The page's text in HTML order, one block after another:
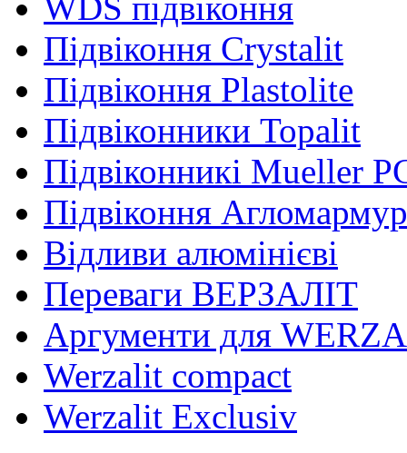
Підвіконня Crystalit
Підвіконня Plastolite
Підвіконники Topalit
Підвіконникі Mueller
Підвіконня Агломармур
Відливи алюмінієві
Переваги ВЕРЗАЛІТ
Аргументи для
Werzalit compact
Werzalit Exclusiv